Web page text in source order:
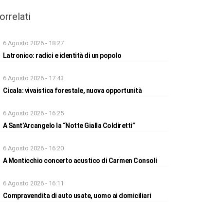
6 Agosto 2026 - 18:27
Latronico: radici e identità di un popolo
6 Agosto 2026 - 17:43
Cicala: vivaistica forestale, nuova opportunità
6 Agosto 2026 - 16:25
A Sant’Arcangelo la “Notte Gialla Coldiretti”
6 Agosto 2026 - 16:20
A Monticchio concerto acustico di Carmen Consoli
6 Agosto 2026 - 16:11
Compravendita di auto usate, uomo ai domiciliari